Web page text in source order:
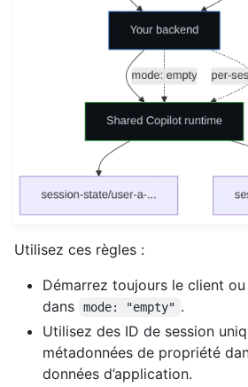
Utilisez ces règles :
Démarrez toujours le client
dans
mode: "empty" .
Utilisez des ID de session
métadonnées de propriété
données d’application.